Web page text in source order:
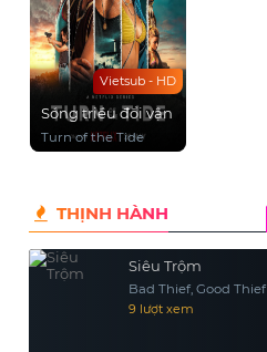
Vietsub - HD
Sóng triều đổi vận
Turn of the Tide
THỊNH HÀNH
Siêu Trộm
Bad Thief, Good Thief
9 lượt xem